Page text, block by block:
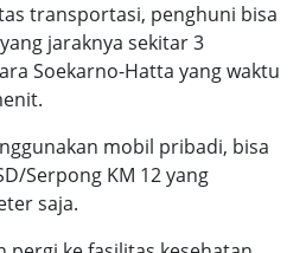
transportasi, penghuni bisa
jaraknya sekitar 3
Soekarno-Hatta yang waktu
mobil pribadi, bisa
Serpong KM 12 yang
saja.